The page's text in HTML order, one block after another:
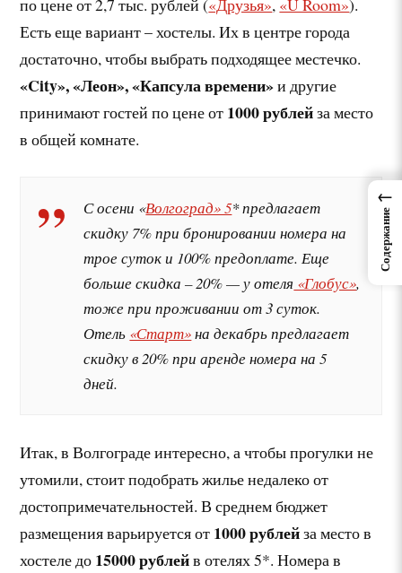
по цене от 2,7 тыс. рублей («Друзья», «U Room»).
Есть еще вариант – хостелы. Их в центре города
достаточно, чтобы выбрать подходящее местечко.
«City», «Леон», «Капсула времени»и другие
принимают гостей по цене от 1000 рублейза место
в общей комнате.
С осени «Волгоград» 5* предлагает
скидку 7% при бронировании номера на
трое суток и 100% предоплате. Еще
больше скидка – 20% — у отеля «Глобус»,
тоже при проживании от 3 суток.
Отель «Старт»на декабрь предлагает
скидку в 20% при аренде номера на 5
дней.
Итак, в Волгограде интересно, а чтобы прогулки не
утомили, стоит подобрать жилье недалеко от
достопримечательностей. В среднем бюджет
размещения варьируется от 1000 рублейза место в
хостеле до 15000 рублейв отелях 5*. Номера в
←
Содержание